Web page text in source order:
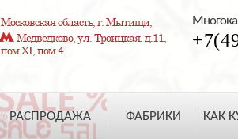
Московская область, г. Мытищи,
Медведково, ул. Троицкая, д.11,
пом.XI, пом.4
РАСПРОДАЖА ФАБРИКИ КАК